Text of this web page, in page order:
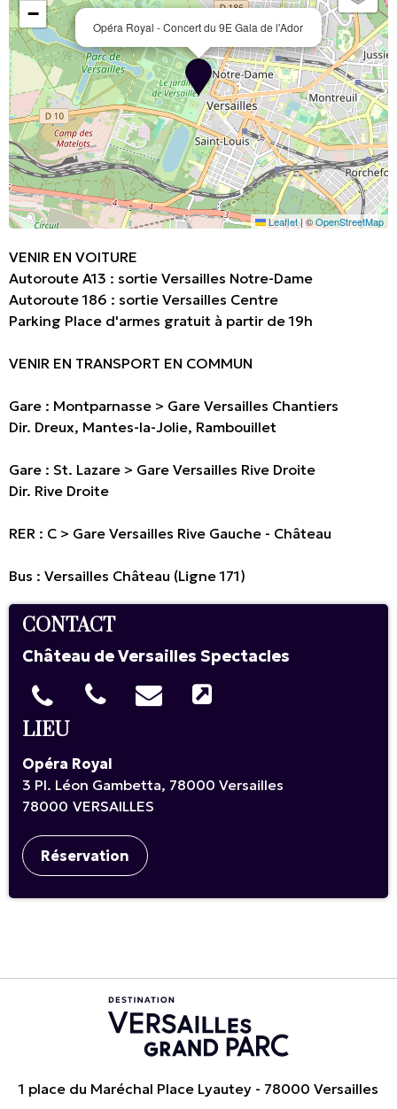
Opéra Royal - Concert du 9E Gala de l'Ador
−
Leaflet| ©OpenStreetMap
VENIR EN VOITURE
Autoroute A13 : sortie Versailles Notre-Dame
Autoroute 186 : sortie Versailles Centre
Parking Place d'armes gratuit à partir de 19h
VENIR EN TRANSPORT EN COMMUN
Gare : Montparnasse > Gare Versailles Chantiers
Dir. Dreux, Mantes-la-Jolie, Rambouillet
Gare : St. Lazare > Gare Versailles Rive Droite
Dir. Rive Droite
RER : C > Gare Versailles Rive Gauche - Château
Bus : Versailles Château (Ligne 171)
CONTACT
Château de Versailles Spectacles
LIEU
Opéra Royal
3 Pl. Léon Gambetta, 78000 Versailles
78000 VERSAILLES
Réservation
1 place du Maréchal Place Lyautey - 78000 Versailles